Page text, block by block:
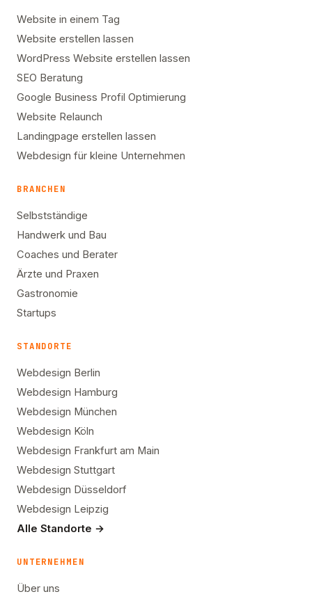
Website in einem Tag
Website erstellen lassen
WordPress Website erstellen lassen
SEO Beratung
Google Business Profil Optimierung
Website Relaunch
Landingpage erstellen lassen
Webdesign für kleine Unternehmen
BRANCHEN
Selbstständige
Handwerk und Bau
Coaches und Berater
Ärzte und Praxen
Gastronomie
Startups
STANDORTE
Webdesign Berlin
Webdesign Hamburg
Webdesign München
Webdesign Köln
Webdesign Frankfurt am Main
Webdesign Stuttgart
Webdesign Düsseldorf
Webdesign Leipzig
Alle Standorte →
UNTERNEHMEN
Über uns